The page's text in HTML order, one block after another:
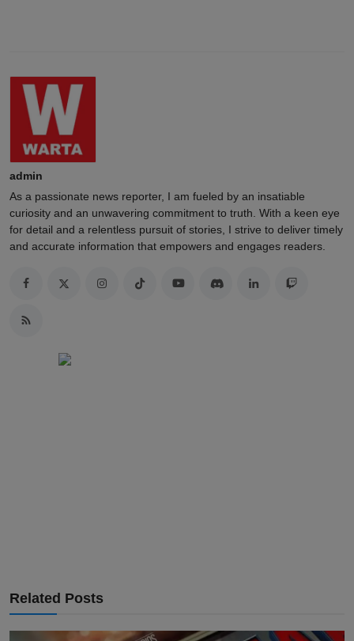
admin
As a passionate news reporter, I am fueled by an insatiable
curiosity and an unwavering commitment to truth. With a keen eye
for detail and a relentless pursuit of stories, I strive to deliver timely
and accurate information that empowers and engages readers.
Related Posts